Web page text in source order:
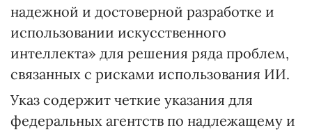
надежной и достоверной разработке и
использовании искусственного
интеллекта» для решения ряда проблем,
связанных с рисками использования ИИ.
Указ содержит четкие указания для
федеральных агентств по надлежащему и